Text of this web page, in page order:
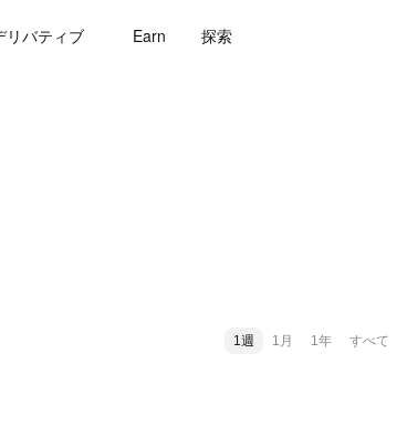
リバティブ Earn 探索
1週 1月 1年 すべて